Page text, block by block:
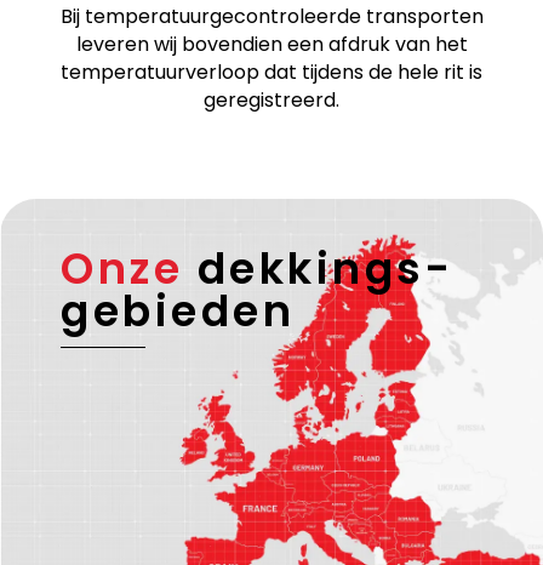
Bij temperatuurgecontroleerde transporten
leveren wij bovendien een afdruk van het
temperatuurverloop dat tijdens de hele rit is
geregistreerd.
Onze dekkings-
gebieden